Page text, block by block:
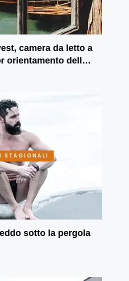
camera da letto a
orientamento della
STAGIONALI
sotto la pergola